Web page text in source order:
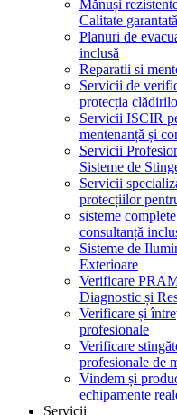
Mănuși
Calitate garantată
Planuri de
inclusă
Reparatii si
Servicii de
protecția
Servicii ISCIR
mentenanță și
Servicii
Sisteme de
Servicii
protecțiilor
sisteme
consultanță
Sisteme de
Exterioare
Verificare
Diagnostic și
Verificare și
profesionale
Verificare
profesionale de
Vindem și
echipamente
Servicii